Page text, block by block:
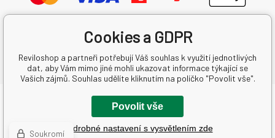
Copyright © 2026 REVILO AUTO s.r.o.
Všechna práva vyhrazena.
Vytvořil binargon.cz-Mapa stránek
Cookies a GDPR
Reviloshop a partneři potřebují Váš souhlas k využití jednotlivých
dat, aby Vám mimo jiné mohli ukazovat informace týkající se
Vašich zájmů. Souhlas udělíte kliknutím na políčko "Povolit vše".
Povolit vše
Podrobné nastavení s vysvětlením zde
Soukromí